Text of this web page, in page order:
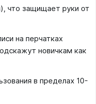
что защищает руки от
на перчатках
новичкам как
в пределах 10-